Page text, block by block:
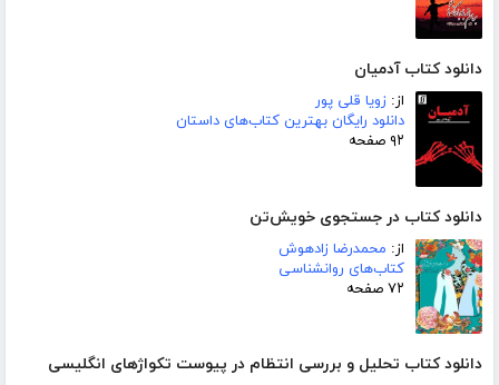
دانلود کتاب آدمیان
از: زویا قلی پور
دانلود رایگان بهترین کتاب‌های داستان
۹۲ صفحه
دانلود کتاب در جستجوی خویش‌تن
از: محمدرضا زادهوش
کتاب‌های روانشناسی
۷۲ صفحه
دانلود کتاب تحلیل و بررسی انتظام در پیوست تکواژهای انگلیسی